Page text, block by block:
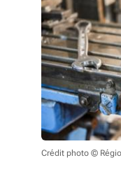
Crédit photo ©